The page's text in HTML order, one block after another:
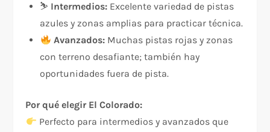
⛷️ Intermedios: Excelente variedad de pistas
azules y zonas amplias para practicar técnica.
Avanzados:Muchas pistas rojas y zonas
con terreno desafiante; también hay
oportunidades fuera de pista.
Por qué elegir El Colorado:
Perfecto para intermedios y avanzados que